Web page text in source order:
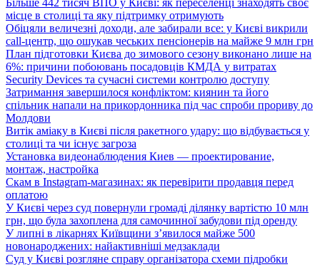
Більше 442 тисяч ВПО у Києві: як переселенці знаходять своє
місце в столиці та яку підтримку отримують
Обіцяли величезні доходи, але забирали все: у Києві викрили
call-центр, що ошукав чеських пенсіонерів на майже 9 млн грн
План підготовки Києва до зимового сезону виконано лише на
6%: причини побоювань посадовців КМДА у витратах
Security Devices та сучасні системи контролю доступу
Затримання завершилося конфліктом: киянин та його
спільник напали на прикордонника під час спроби прориву до
Молдови
Витік аміаку в Києві після ракетного удару: що відбувається у
столиці та чи існує загроза
Установка видеонаблюдения Киев — проектирование,
монтаж, настройка
Скам в Instagram-магазинах: як перевірити продавця перед
оплатою
У Києві через суд повернули громаді ділянку вартістю 10 млн
грн, що була захоплена для самочинної забудови під оренду
У липні в лікарнях Київщини з’явилося майже 500
новонароджених: найактивніші медзаклади
Суд у Києві розгляне справу організатора схеми підробки